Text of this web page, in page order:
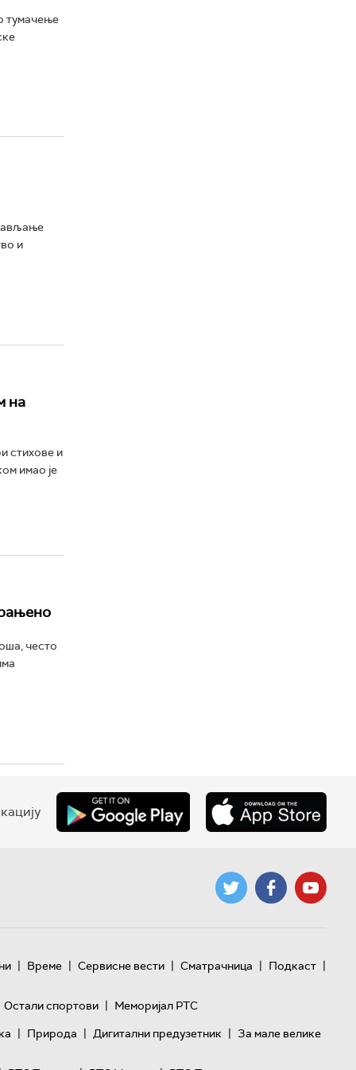
тумачење
и
на
стихове и
имао је
често
| Време | Сервисне вести | Сматрачница | Подкаст |
Остали спортови | Меморијал РТС
| Природа | Дигитални предузетник | За мале велике